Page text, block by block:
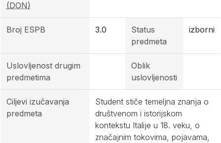
(DON)
Broj ESPB 3.0
Status
predmeta
izborni
Uslovljenost drugim
predmetima
Oblik
uslovljenosti
Ciljevi izučavanja
predmeta
Student stiče temeljna znanja o
društvenom i istorijskom
kontekstu Italije u 18. veku, o
značajnim tokovima, pojavama,